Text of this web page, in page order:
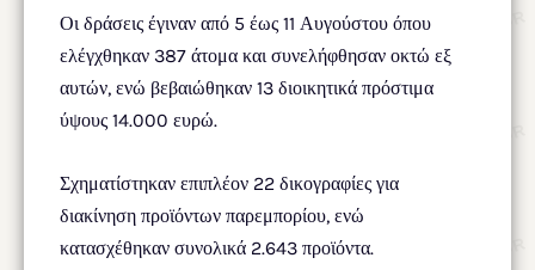
Οι δράσεις έγιναν από 5 έως 11 Αυγούστου όπου
ελέγχθηκαν 387 άτομα και συνελήφθησαν οκτώ εξ
αυτών, ενώ βεβαιώθηκαν 13 διοικητικά πρόστιμα
ύψους 14.000 ευρώ.
Σχηματίστηκαν επιπλέον 22 δικογραφίες για
διακίνηση προϊόντων παρεμπορίου, ενώ
κατασχέθηκαν συνολικά 2.643 προϊόντα.